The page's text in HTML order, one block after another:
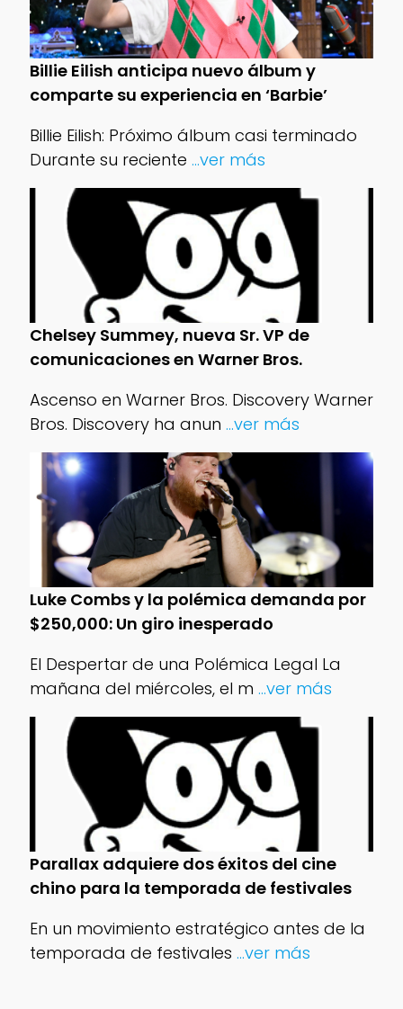
Billie Eilish anticipa nuevo álbum y
comparte su experiencia en ‘Barbie’
Billie Eilish: Próximo álbum casi terminado
Durante su reciente ...ver más
Chelsey Summey, nueva Sr. VP de
comunicaciones en Warner Bros.
Ascenso en Warner Bros. Discovery Warner
Bros. Discovery ha anun ...ver más
Luke Combs y la polémica demanda por
$250,000: Un giro inesperado
El Despertar de una Polémica Legal La
mañana del miércoles, el m ...ver más
Parallax adquiere dos éxitos del cine
chino para la temporada de festivales
En un movimiento estratégico antes de la
temporada de festivales ...ver más